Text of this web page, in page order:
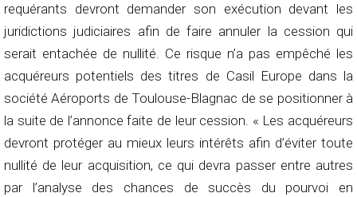
requérants devront demander son exécution devant les
juridictions judiciaires afin de faire annuler la cession qui
serait entachée de nullité. Ce risque n’a pas empêché les
acquéreurs potentiels des titres de Casil Europe dans la
société Aéroports de Toulouse-Blagnac de se positionner à
la suite de l’annonce faite de leur cession. « Les acquéreurs
devront protéger au mieux leurs intérêts afin d’éviter toute
nullité de leur acquisition, ce qui devra passer entre autres
par l’analyse des chances de succès du pourvoi en